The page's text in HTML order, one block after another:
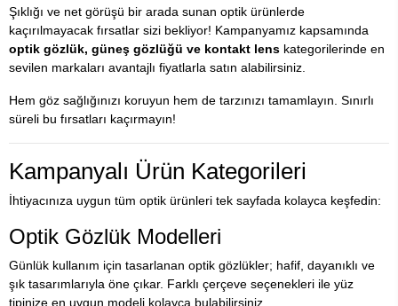
Şıklığı ve net görüşü bir arada sunan optik ürünlerde
kaçırılmayacak fırsatlar sizi bekliyor! Kampanyamız kapsamında
optik gözlük, güneş gözlüğü ve kontakt lens kategorilerinde en
sevilen markaları avantajlı fiyatlarla satın alabilirsiniz.
Hem göz sağlığınızı koruyun hem de tarzınızı tamamlayın. Sınırlı
süreli bu fırsatları kaçırmayın!
Kampanyalı Ürün Kategorileri
İhtiyacınıza uygun tüm optik ürünleri tek sayfada kolayca keşfedin:
Optik Gözlük Modelleri
Günlük kullanım için tasarlanan optik gözlükler; hafif, dayanıklı ve
şık tasarımlarıyla öne çıkar. Farklı çerçeve seçenekleri ile yüz
tipinize en uygun modeli kolayca bulabilirsiniz.